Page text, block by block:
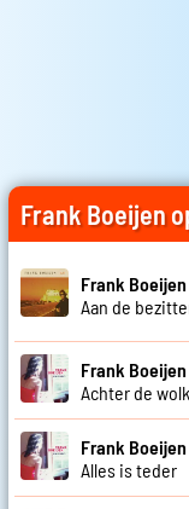
Frank Boeijen
Frank Boeijen
Aan de
Frank Boeijen
Achter de
Frank Boeijen
Alles is teder